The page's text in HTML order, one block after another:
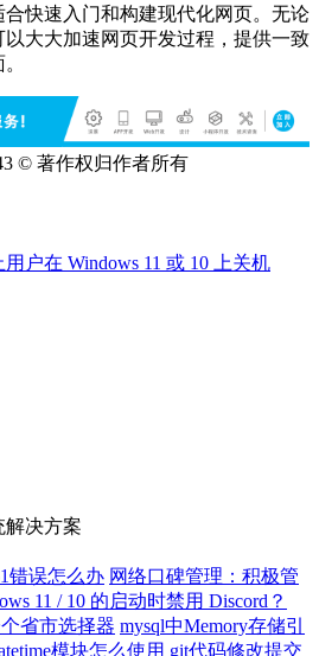
快速入门和构建现代化网页。无论
大大加速网页开发过程，提供一致
© 著作权归作者所有
户在 Windows 11 或 10 上关机
解决方案
错误怎么办 网络口碑管理：积极管
11 / 10 的启动时禁用 Discord？
省市选择器 mysql中Memory存储引
模块怎么使用 git代码修改提交